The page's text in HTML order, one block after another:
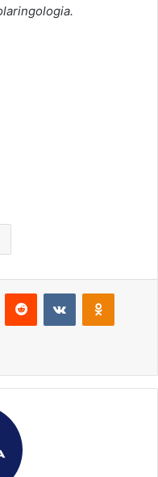
Reddit VK OK